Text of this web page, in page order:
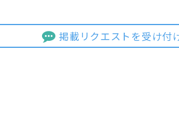
掲載リクエストを受け付